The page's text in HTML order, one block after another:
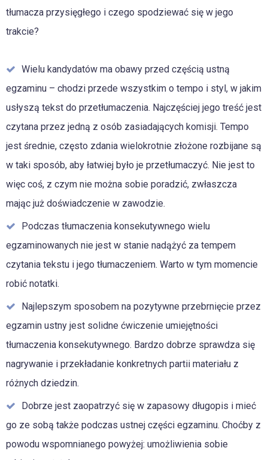
tłumacza przysięgłego i czego spodziewać się w jego
trakcie?
Wielu kandydatów ma obawy przed częścią ustną
egzaminu – chodzi przede wszystkim o tempo i styl, w jakim
usłyszą tekst do przetłumaczenia. Najczęściej jego treść jest
czytana przez jedną z osób zasiadających komisji. Tempo
jest średnie, często zdania wielokrotnie złożone rozbijane są
w taki sposób, aby łatwiej było je przetłumaczyć. Nie jest to
więc coś, z czym nie można sobie poradzić, zwłaszcza
mając już doświadczenie w zawodzie.
Podczas tłumaczenia konsekutywnego wielu
egzaminowanych nie jest w stanie nadążyć za tempem
czytania tekstu i jego tłumaczeniem. Warto w tym momencie
robić notatki.
Najlepszym sposobem na pozytywne przebrnięcie przez
egzamin ustny jest solidne ćwiczenie umiejętności
tłumaczenia konsekutywnego. Bardzo dobrze sprawdza się
nagrywanie i przekładanie konkretnych partii materiału z
różnych dziedzin.
Dobrze jest zaopatrzyć się w zapasowy długopis i mieć
go ze sobą także podczas ustnej części egzaminu. Choćby z
powodu wspomnianego powyżej: umożliwienia sobie